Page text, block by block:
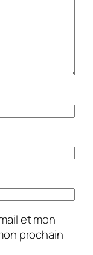
et mon
prochain